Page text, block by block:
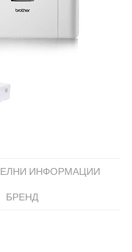
ИНФОРМАЦИИ
БРЕНД